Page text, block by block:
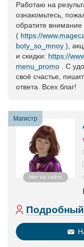
Работаю на
ознакомьтесь,
обратите
( https://
boty_so_mnoy ) ,
и скидки: https://
menu_promo . С
своё счастье,
ответа. Всех благ!
Магистр
Нет на сайте